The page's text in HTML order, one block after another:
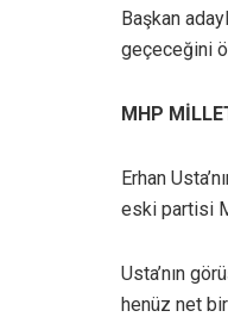
Başkan
geçeceğini
MHP
Erhan
eski partisi
Usta’nın
henüz net